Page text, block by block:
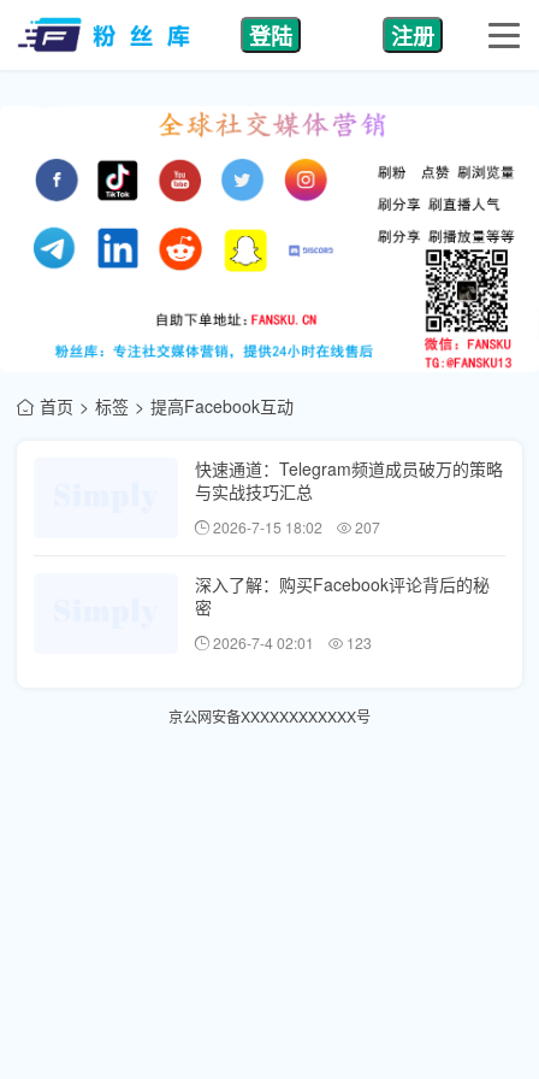
登陆 注册
首页 标签 提高Facebook互动
快速通道：Telegram频道成员破万的策略
与实战技巧汇总
2026-7-15 18:02 207
深入了解：购买Facebook评论背后的秘
密
2026-7-4 02:01 123
京公网安备XXXXXXXXXXXX号